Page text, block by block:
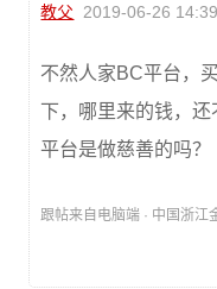
教父 2019-06-26
不然人家BC平台，
下，哪里来的钱，
平台是做慈善的吗？
跟帖来自电脑端 · 中国浙江